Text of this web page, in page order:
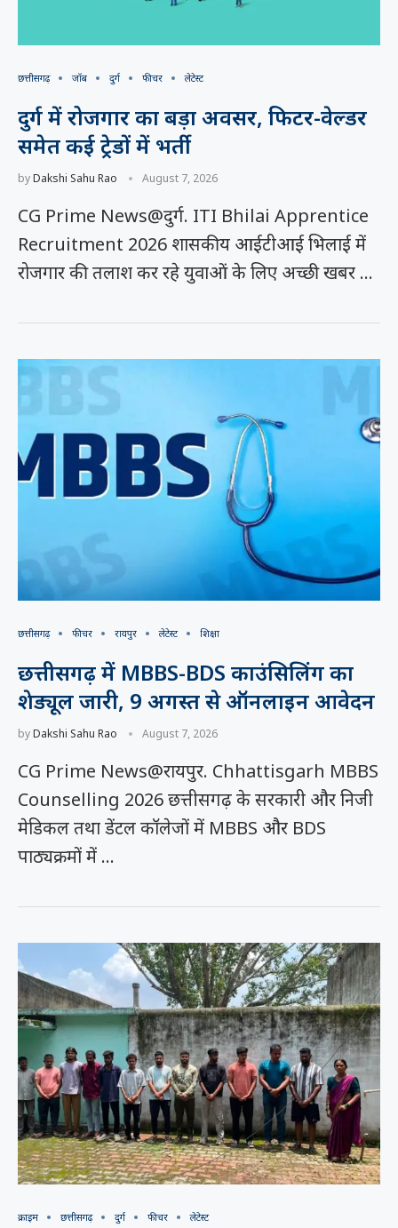
छत्तीसगढ़ जॉब दुर्ग फीचर लेटेस्ट
दुर्ग में रोजगार का बड़ा अवसर, फिटर-वेल्डर
समेत कई ट्रेडों में भर्ती
byDakshi Sahu Rao August 7, 2026
CG Prime News@दुर्ग. ITI Bhilai Apprentice
Recruitment 2026 शासकीय आईटीआई भिलाई में
रोजगार की तलाश कर रहे युवाओं के लिए अच्छी खबर …
छत्तीसगढ़ फीचर रायपुर लेटेस्ट शिक्षा
छत्तीसगढ़ में MBBS-BDS काउंसिलिंग का
शेड्यूल जारी, 9 अगस्त से ऑनलाइन आवेदन
byDakshi Sahu Rao August 7, 2026
CG Prime News@रायपुर. Chhattisgarh MBBS
Counselling 2026 छत्तीसगढ़ के सरकारी और निजी
मेडिकल तथा डेंटल कॉलेजों में MBBS और BDS
पाठ्यक्रमों में …
क्राइम छत्तीसगढ़ दुर्ग फीचर लेटेस्ट